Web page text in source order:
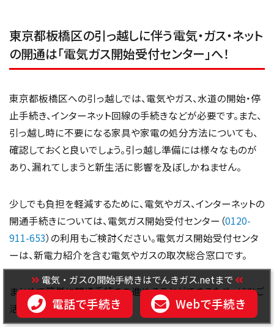
東京都板橋区の引っ越しに伴う電気・ガス・ネット
の開通は「電気ガス開始受付センター」へ！
東京都板橋区への引っ越しでは、電気やガス、水道の開始・停
止手続き、インターネット回線の手続きなどが必要です。また、
引っ越し時に不要になる家具や家電の処分方法についても、
確認しておくと良いでしょう。引っ越し準備には様々なものが
あり、漏れてしまうと新生活に影響を及ぼしかねません。
少しでも負担を軽減するために、電気やガス、インターネットの
開通手続きについては、電気ガス開始受付センター（0120-
911-653）の利用もご検討ください。電気ガス開始受付センタ
ーは、新電力紹介を含む電気やガスの取次総合窓口です。
まとめて簡単に開通手続きを進めることができるため、ぜひご
活用ください。
電気・ガスの開始手続きはでんきガス.netまで
電話で手続き Webで手続き